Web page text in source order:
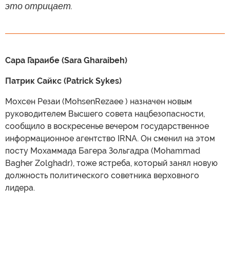
это отрицает.
Сара Гараибе (Sara Gharaibeh)
Патрик Сайкс (Patrick Sykes)
Мохсен Резаи (MohsenRezaee ) назначен новым
руководителем Высшего совета нацбезопасности,
сообщило в воскресенье вечером государственное
информационное агентство IRNA. Он сменил на этом
посту Мохаммада Багера Зольгадра (Mohammad
Bagher Zolghadr), тоже ястреба, который занял новую
должность политического советника верховного
лидера.